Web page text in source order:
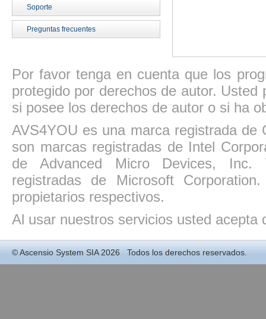
Soporte
Preguntas frecuentes
Por favor tenga en cuenta que los
protegido por derechos de autor.
si posee los derechos de autor o si ha
AVS4YOU es una marca registrada
son marcas registradas de Intel
de Advanced Micro Devices, Inc.
registradas de Microsoft
propietarios respectivos.
Al usar nuestros servicios usted acepta
©Ascensio System SIA2026 Todos los derechos reservados.